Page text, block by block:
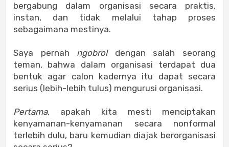
bergabung dalam organisasi secara praktis,
instan, dan tidak melalui tahap proses
sebagaimana mestinya.
Saya pernah ngobroldengan salah seorang
teman, bahwa dalam organisasi terdapat dua
bentuk agar calon kadernya itu dapat secara
serius (lebih-lebih tulus) mengurusi organisasi.
Pertama, apakah kita mesti menciptakan
kenyamanan-kenyamanan secara nonformal
terlebih dulu, baru kemudian diajak berorganisasi